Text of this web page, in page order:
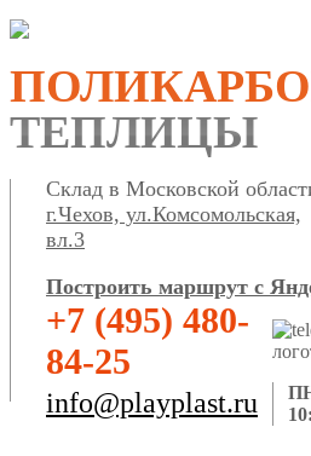
ТЕПЛИЦЫ
Склад в Московской
г.Чехов, ул.Комсомольская,
вл.3
Построить маршрут с
+7 (495) 480-
84-25
info@playplast.ru